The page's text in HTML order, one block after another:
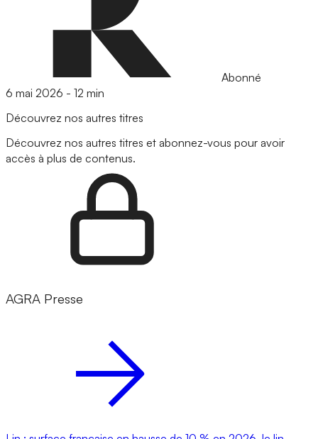
Abonné
6 mai 2026 - 12 min
Découvrez nos autres titres
Découvrez nos autres titres et abonnez-vous pour avoir
accès à plus de contenus.
AGRA Presse